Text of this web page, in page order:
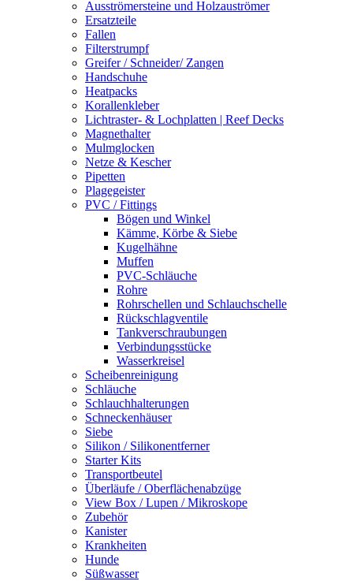
Ausströmersteine und Holzauströmer
Ersatzteile
Fallen
Filterstrumpf
Greifer / Schneider/ Zangen
Handschuhe
Heatpacks
Korallenkleber
Lichtraster- & Lochplatten | Reef Decks
Magnethalter
Mulmglocken
Netze & Kescher
Pipetten
Plagegeister
PVC / Fittings
Bögen und Winkel
Kämme, Körbe & Siebe
Kugelhähne
Muffen
PVC-Schläuche
Rohre
Rohrschellen und Schlauchschelle
Rückschlagventile
Tankverschraubungen
Verbindungsstücke
Wasserkreisel
Scheibenreinigung
Schläuche
Schlauchhalterungen
Schneckenhäuser
Siebe
Silikon / Silikonentferner
Starter Kits
Transportbeutel
Überläufe / Oberflächenabzüge
View Box / Lupen / Mikroskope
Zubehör
Kanister
Krankheiten
Hunde
Süßwasser